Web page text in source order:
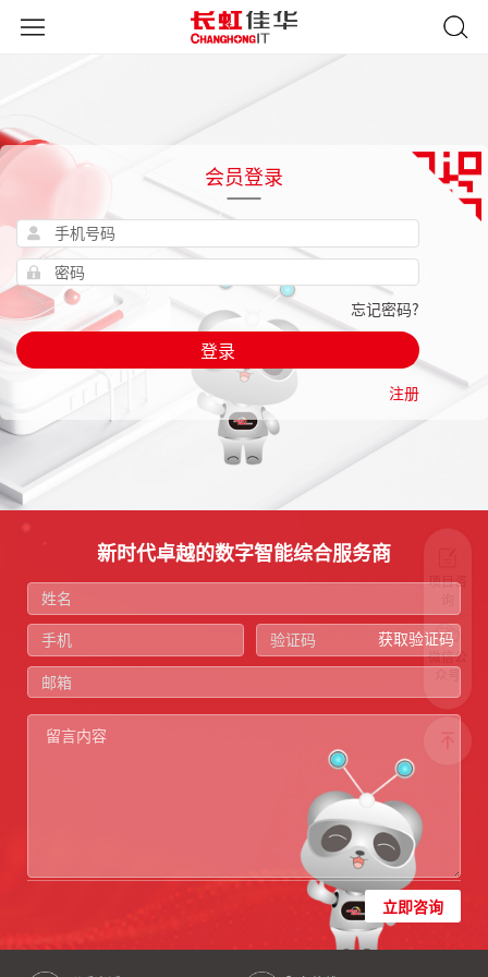
会员登录
忘记密码?
登录
注册
项目咨
微信公
众号
新时代卓越的数字智能综合服务商
获取验证码
立即咨询